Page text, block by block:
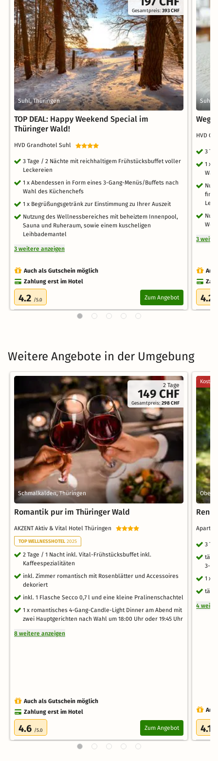
Gesamtpreis:393 CHF
Suhl, Thüringen
TOP DEAL: Happy Weekend Special im
Thüringer Wald!
HVD Grandhotel Suhl
3 Tage / 2 Nächte mit reichhaltigem Frühstücksbuffet voller
Leckereien
1 x Abendessen in Form eines 3-Gang-Menüs/Buffets nach
Wahl des Küchenchefs
1 x Begrüßungsgetränk zur Einstimmung zu Ihrer Auszeit
Nutzung des Wellnessbereiches mit beheiztem Innenpool,
Sauna und Ruheraum, sowie einem kuscheligen
Leihbademantel
3 weitere anzeigen
Auch als Gutschein möglich
Zahlung erst im Hotel
4.2 /5.0 Zum Angebot
Suhl,
Weg
HVD
3
1 x
3
4.2
Weitere Angebote in der Umgebung
2 Tage
149 CHF
Gesamtpreis:298 CHF
Schmalkalden, Thüringen
Romantik pur im Thüringer Wald
AKZENT Aktiv & Vital Hotel Thüringen
TOP WELLNESSHOTEL 2025
2 Tage / 1 Nacht inkl. Vital-Frühstücksbuffet inkl.
Kaffeespezialitäten
inkl. Zimmer romantisch mit Rosenblätter und Accessoires
dekoriert
inkl. 1 Flasche Secco 0,7 l und eine kleine Pralinenschachtel
1 x romantisches 4-Gang-Candle-Light Dinner am Abend mit
zwei Hauptgerichten nach Wahl um 18:00 Uhr oder 19:45 Uhr
8 weitere anzeigen
Auch als Gutschein möglich
Zahlung erst im Hotel
4.6 /5.0 Zum Angebot
3
3-
1 x
4
4.1